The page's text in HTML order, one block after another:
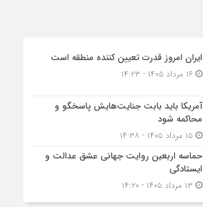
ایران امروز قدرت تعیین کننده منطقه است
۱۶ مرداد ۱۴۰۵ - ۱۴:۲۳
آمریکا باید بابت جنایت‌هایش پاسخگو و
محاکمه شود
۱۵ مرداد ۱۴۰۵ - ۱۴:۳۸
حماسه اربعین روایت جهانی عشق عدالت و
ایستادگی